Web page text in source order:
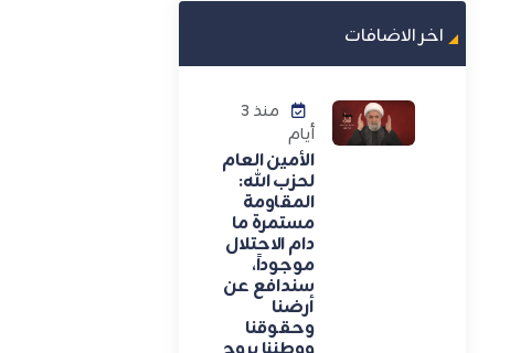
اخر الاضافات
منذ 3
أيام
الأمين العام
لحزب الله:
المقاومة
مستمرة ما
دام الاحتلال
موجوداً،
سندافع عن
أرضنا
وحقوقنا